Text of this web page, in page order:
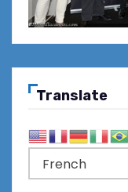
Translate